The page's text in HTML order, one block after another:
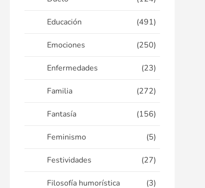
Educación (491)
Emociones (250)
Enfermedades (23)
Familia (272)
Fantasía (156)
Feminismo (5)
Festividades (27)
Filosofía humorística (3)